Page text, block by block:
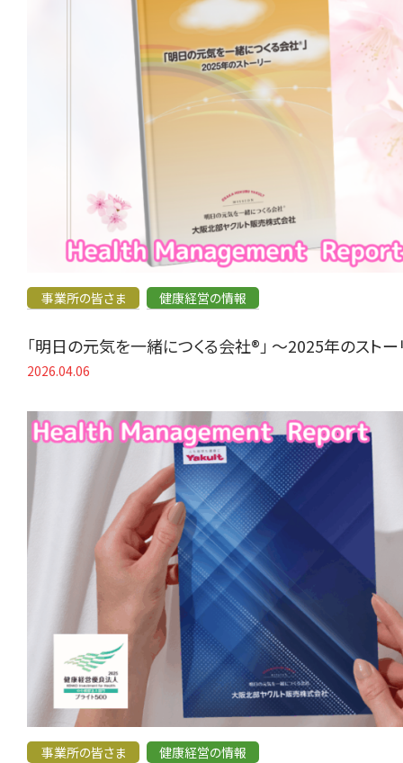
事業所の皆さま 健康経営の情報
「明日の元気を一緒につくる会社®」 〜2025年のスト
2026.04.06
事業所の皆さま 健康経営の情報